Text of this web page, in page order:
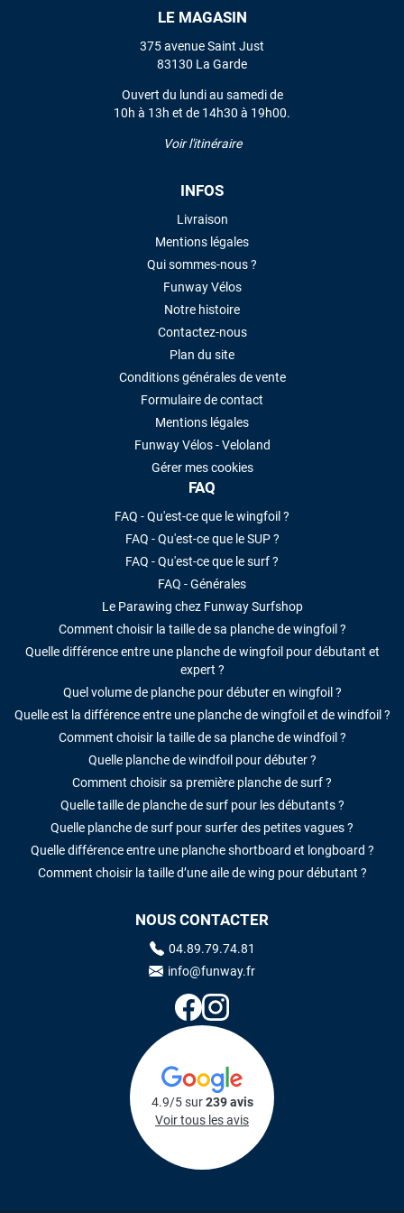
LE MAGASIN
375 avenue Saint Just
83130 La Garde
Ouvert du lundi au samedi de
10h à 13h et de 14h30 à 19h00.
Voir l'itinéraire
INFOS
Livraison
Mentions légales
Qui sommes-nous ?
Funway Vélos
Notre histoire
Contactez-nous
Plan du site
Conditions générales de vente
Formulaire de contact
Mentions légales
Funway Vélos - Veloland
Gérer mes cookies
FAQ
FAQ - Qu'est-ce que le wingfoil ?
FAQ - Qu'est-ce que le SUP ?
FAQ - Qu'est-ce que le surf ?
FAQ - Générales
Le Parawing chez Funway Surfshop
Comment choisir la taille de sa planche de wingfoil ?
Quelle différence entre une planche de wingfoil pour débutant et
expert ?
Quel volume de planche pour débuter en wingfoil ?
Quelle est la différence entre une planche de wingfoil et de windfoil ?
Comment choisir la taille de sa planche de windfoil ?
Quelle planche de windfoil pour débuter ?
Comment choisir sa première planche de surf ?
Quelle taille de planche de surf pour les débutants ?
Quelle planche de surf pour surfer des petites vagues ?
Quelle différence entre une planche shortboard et longboard ?
Comment choisir la taille d’une aile de wing pour débutant ?
NOUS CONTACTER
04.89.79.74.81
info@funway.fr
4.9/5 sur239 avis
Voir tous les avis
VOIR TOUS LES AVIS